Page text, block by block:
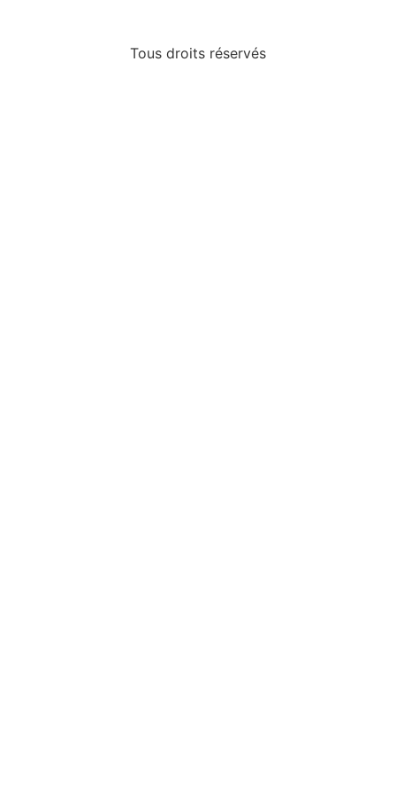
Tous droits réservés